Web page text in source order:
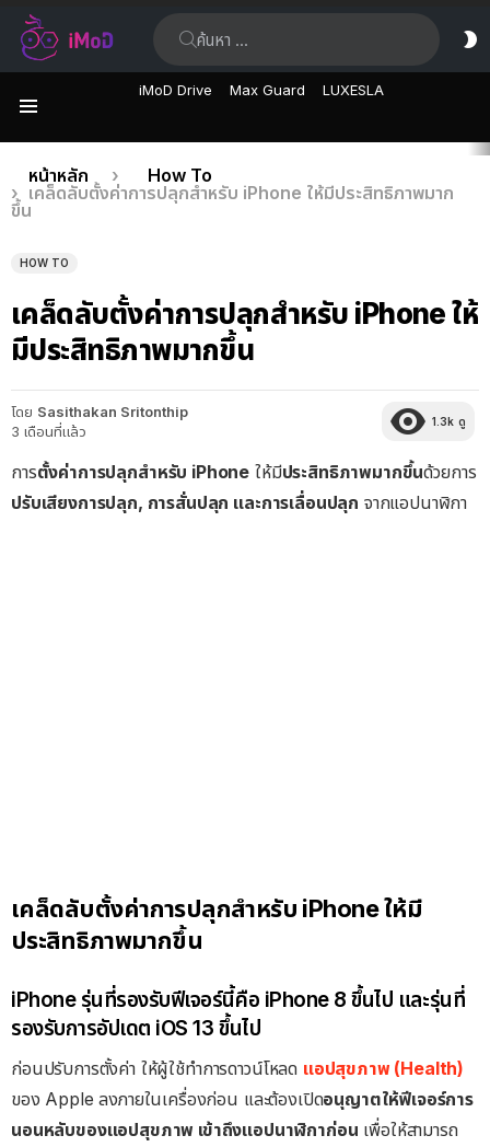
iMoD Drive Max Guard LUXESLA
เรื่อง
ล่าสุด
คุณอยู่ที่นี่:
หน้าหลัก
How To
เคล็ดลับตั้งค่าการปลุกสำหรับ iPhone ให้มีประสิทธิภาพมาก
ขึ้น
HOW TO
เคล็ดลับตั้งค่าการปลุกสำหรับ iPhone ให้
มีประสิทธิภาพมากขึ้น
โดย Sasithakan Sritonthip
3 เดือนที่แล้ว
1.3k ดู
การตั้งค่าการปลุกสำหรับ iPhone ให้มีประสิทธิภาพมากขึ้นด้วยการ
ปรับเสียงการปลุก, การสั่นปลุก และการเลื่อนปลุก จากแอปนาฬิกา
เคล็ดลับตั้งค่าการปลุกสำหรับ iPhone ให้มี
ประสิทธิภาพมากขึ้น
iPhone รุ่นที่รองรับฟีเจอร์นี้คือ iPhone 8 ขึ้นไป และรุ่นที่
รองรับการอัปเดต iOS 13 ขึ้นไป
ก่อนปรับการตั้งค่า ให้ผู้ใช้ทำการดาวน์โหลด แอปสุขภาพ (Health)
ของ Apple ลงภายในเครื่องก่อน และต้องเปิดอนุญาตให้ฟีเจอร์การ
นอนหลับของแอปสุขภาพ เข้าถึงแอปนาฬิกาก่อน เพื่อให้สามารถ